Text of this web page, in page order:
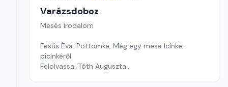
Varázsdoboz
Mesés irodalom
Fésűs Éva: Pöttömke, Még egy mese Icinke-
picinkéről
Felolvassa: Tóth Auguszta